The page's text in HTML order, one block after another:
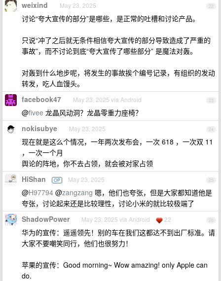
22
weixind May 23, 2025
讨论“夸大宣传的部分”是哪些，是正常的吐槽和讨论产品。
只说“冲了之后就无条件相信夸大宣传的部分导致造成了严重的
事故”，而不讨论到底“夸大宣传了哪些部分” 是魔法对轰。
对轰到什么地步呢，将发生的事故挨个编号记录，有组织的发动
转发，吃人血馒头。
23
facebook47 May 23, 2025 via Android
@fivee 龙晶风动洞？龙晶零重力座椅？
24
nokisubye May 23, 2025
现在就是这么个情况，一年两次发布会，一次 618 ，一次双 11
，一次一个月
舆论的阵地，你不去占领，就会被对家占领
25
HiShan OP May 23, 2025
@H97794 @zangzang 嗯，他们也夸张，但是大家都知道他是
夸张，讨论起来还是比较理性，讨论小米的就比较极端了
26
ShadowPower May 23, 2025 via Android 22
华为的宣传：遥遥领先！别的车在我们这都达不到出厂标准。请
大家不要嘲笑同行，他们也很努力！
苹果的宣传：Good morning~ Wow amazing! only Apple can
do.